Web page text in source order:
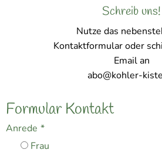
Schreib uns!
Nutze das
Kontaktformular oder
Email an
abo@kohler-
Formular Kontakt
Anrede *
Frau